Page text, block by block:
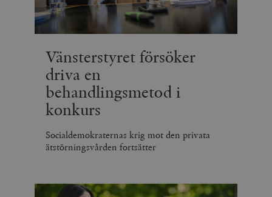
Vänsterstyret försöker
driva en
behandlingsmetod i
konkurs
Socialdemokraternas krig mot den privata
ätstörningsvården fortsätter